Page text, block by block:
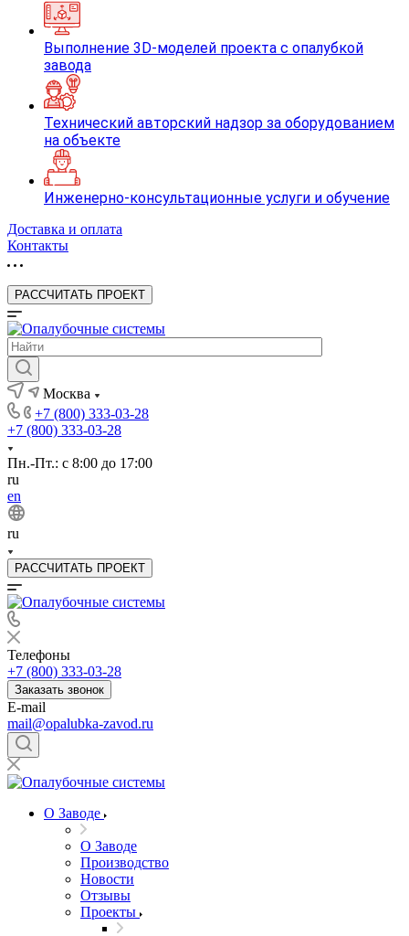
Выполнение 3D-моделей проекта с опалубкой
завода
Технический авторский надзор за оборудованием
на объекте
Инженерно-консультационные услуги и обучение
Доставка и оплата
Контакты
РАССЧИТАТЬ ПРОЕКТ
Москва
+7 (800) 333-03-28
+7 (800) 333-03-28
Пн.-Пт.: с 8:00 до 17:00
ru
en
ru
РАССЧИТАТЬ ПРОЕКТ
Телефоны
+7 (800) 333-03-28
Заказать звонок
E-mail
mail@opalubka-zavod.ru
О Заводе
О Заводе
Производство
Новости
Отзывы
Проекты